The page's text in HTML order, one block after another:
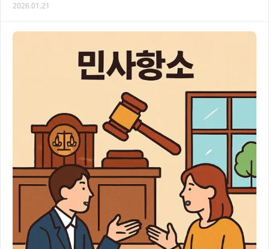
요해요. 울산에서 민사소송을 준비 중이라면,…
2026.01.21